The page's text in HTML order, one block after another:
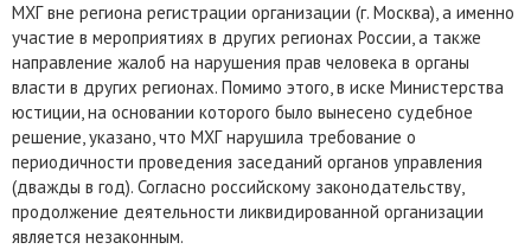
МХГ вне региона регистрации организации (г. Москва), а именно
участие в мероприятиях в других регионах России, а также
направление жалоб на нарушения прав человека в органы
власти в других регионах. Помимо этого, в иске Министерства
юстиции, на основании которого было вынесено судебное
решение, указано, что МХГ нарушила требование о
периодичности проведения заседаний органов управления
(дважды в год). Согласно российскому законодательству,
продолжение деятельности ликвидированной организации
является незаконным.